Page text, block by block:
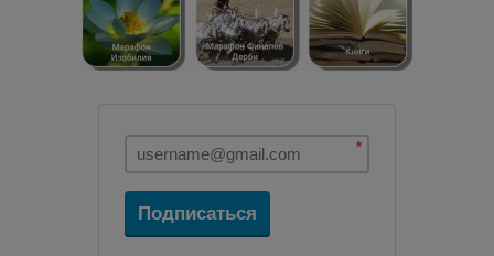
*
Подписаться